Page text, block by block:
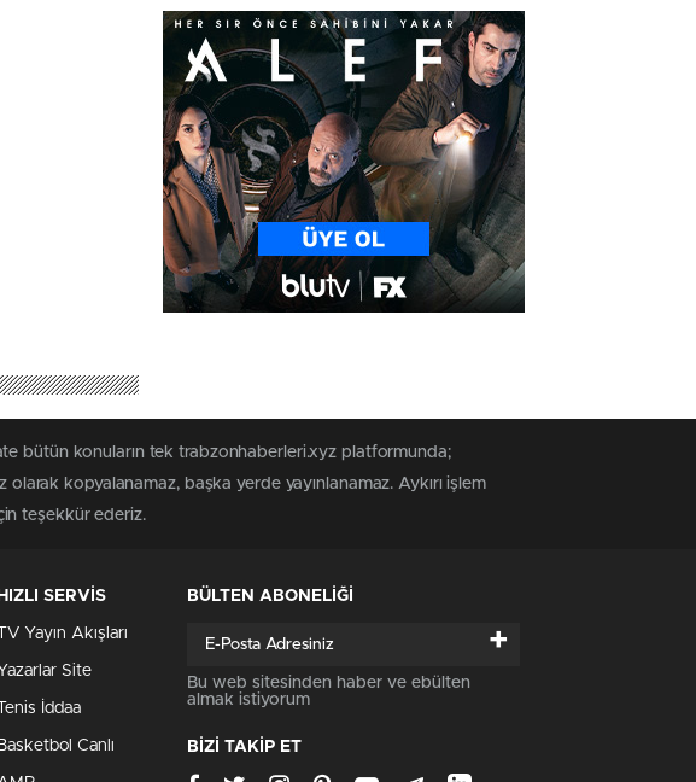
hem de başsavcılığımızın
başlatmış olduğu bir süreç var”
bütün konuların tek trabzonhaberleri.xyz platformunda;
kopyalanamaz, başka yerde yayınlanamaz. Aykırı işlem
teşekkür ederiz.
HIZLI SERVİS
TV Yayın Akışları
Site
Tenis İddaa
Basketbol Canlı
BÜLTEN ABONELİĞİ
+
Bu web sitesinden haber ve ebülten
almak istiyorum
BİZİ TAKİP ET